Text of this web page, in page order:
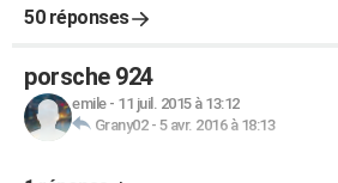
50 réponses
porsche 924
emile- 11 juil. 2015 à 13:12
Grany02- 5 avr. 2016 à 18:13